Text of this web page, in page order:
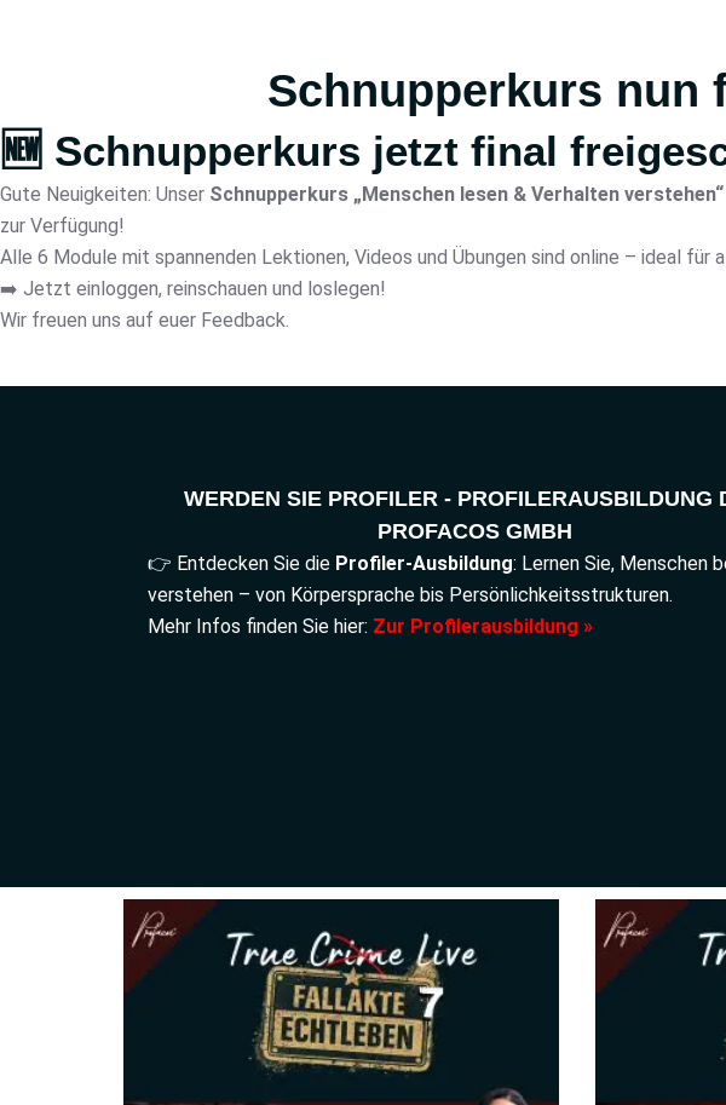
Schnupperkurs nun
🆕 Schnupperkurs jetzt final
Gute Neuigkeiten: Unser Schnupperkurs „Menschen lesen & Verhalten verstehen“
zur Verfügung!
Alle 6 Module mit spannenden Lektionen, Videos und Übungen sind online – ideal
➡️ Jetzt einloggen, reinschauen und loslegen!
Wir freuen uns auf euer Feedback.
WERDEN SIE PROFILER - PROFILERAUSBILDUNG
PROFACOS GMBH
👉 Entdecken Sie die Profiler-Ausbildung: Lernen Sie, Menschen
verstehen – von Körpersprache bis Persönlichkeitsstrukturen.
Mehr Infos finden Sie hier: Zur Profilerausbildung »